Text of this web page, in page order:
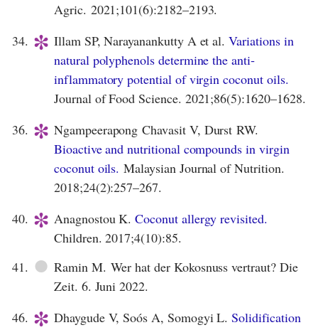
Agric. 2021;101(6):2182–2193.
34. * Illam SP, Narayanankutty A et al.Variations in
natural polyphenols determine the anti‐
inflammatory potential of virgin coconut oils.
Journal of Food Science. 2021;86(5):1620–1628.
36. * Ngampeerapong Chavasit V, Durst RW.
Bioactive and nutritional compounds in virgin
coconut oils. Malaysian Journal of Nutrition.
2018;24(2):257–267.
40. * Anagnostou K.Coconut allergy revisited.
Children. 2017;4(10):85.
41. ● Ramin M. Wer hat der Kokosnuss vertraut? Die
Zeit. 6. Juni 2022.
46.
Dhaygude V, Soós A, Somogyi L.Solidification